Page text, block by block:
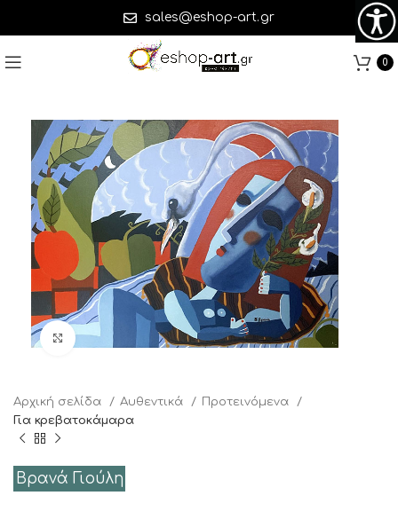
sales@eshop-art.gr
0
Click to enlarge
Αρχική σελίδα Αυθεντικά
Προτεινόμενα
Για κρεβατοκάμαρα
Βρανά Γιούλη